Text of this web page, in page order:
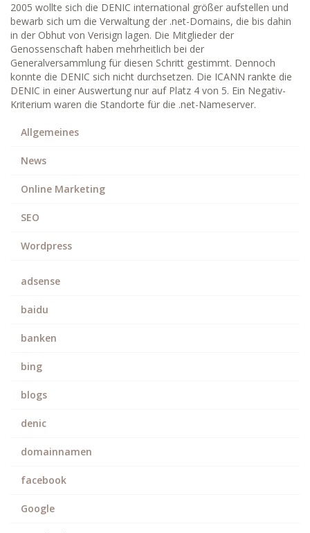
2005 wollte sich die DENIC international größer aufstellen und
bewarb sich um die Verwaltung der .net-Domains, die bis dahin
in der Obhut von Verisign lagen. Die Mitglieder der
Genossenschaft haben mehrheitlich bei der
Generalversammlung für diesen Schritt gestimmt. Dennoch
konnte die DENIC sich nicht durchsetzen. Die ICANN rankte die
DENIC in einer Auswertung nur auf Platz 4 von 5. Ein Negativ-
Kriterium waren die Standorte für die .net-Nameserver.
Allgemeines
News
Online Marketing
SEO
Wordpress
adsense
baidu
banken
bing
blogs
denic
domainnamen
facebook
Google